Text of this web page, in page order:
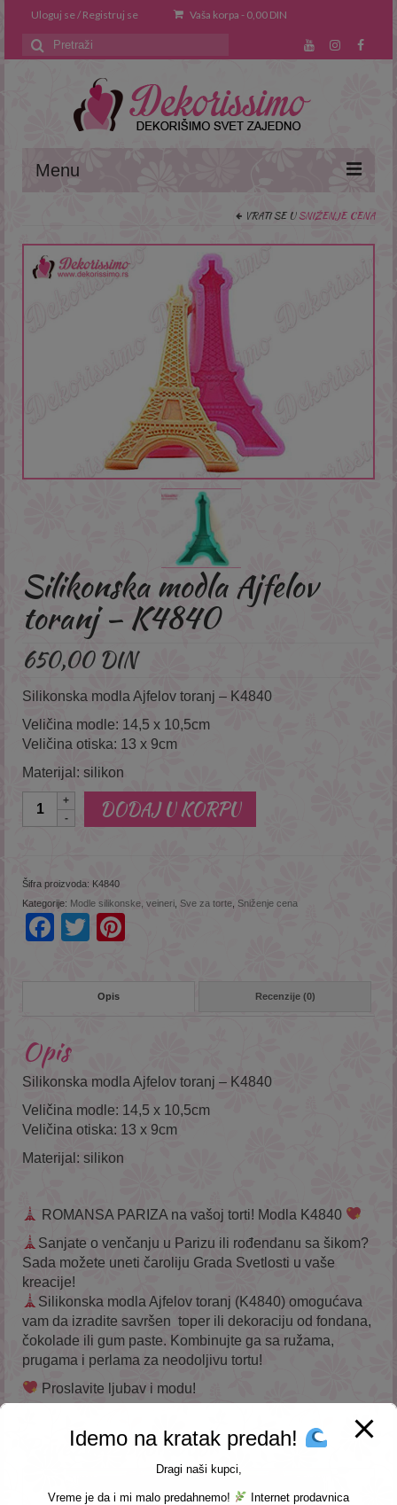
Uloguj se / Registruj se Vaša korpa - 0,00 DIN
Search
for:
Menu
O nama
Saveti i trikovi
VRATI SE USNIŽENJE CENA
Silikonska modla Ajfelov
toranj – K4840
650,00 DIN
Silikonska modla Ajfelov toranj – K4840
Veličina modle: 14,5 x 10,5cm
Veličina otiska: 13 x 9cm
Materijal: silikon
Količina
DODAJ U KORPU
Šifra proizvoda: K4840
Kategorije: Modle silikonske, veineri Sve za torte Sniženje cena
Facebook
Twitter
Opis Recenzije (0)
Opis
Silikonska modla Ajfelov toranj – K4840
Veličina modle: 14,5 x 10,5cm
Veličina otiska: 13 x 9cm
Materijal: silikon
ROMANSA PARIZA na vašoj torti! Modla K4840
Sanjate o venčanju u Parizu ili rođendanu sa šikom?
Sada možete uneti čaroliju Grada Svetlosti u vaše
kreacije!
Silikonska modla Ajfelov toranj (K4840) omogućava
vam da izradite savršen toper ili dekoraciju od fondana,
čokolade ili gum paste. Kombinujte ga sa ružama,
prugama i perlama za neodoljivu tortu!
Proslavite ljubav i modu!
Povezani proizvodi
Idemo na kratak predah!
Dragi naši kupci,
Vreme je da i mi malo predahnemo!
Internet prodavnica